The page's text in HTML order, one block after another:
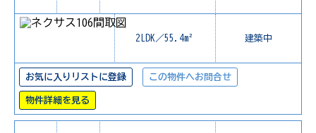
2LDK／55.4m² 建築中
お気に入りリストに登録 この物件へお問合せ
物件詳細を見る